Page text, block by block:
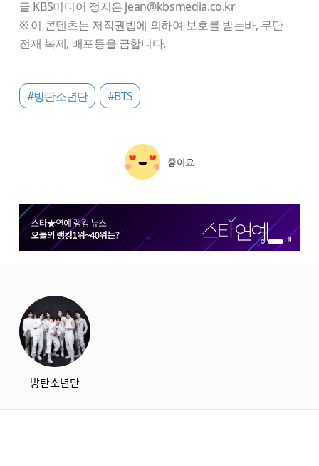
글 KBS미디어 정지은 jean@kbsmedia.co.kr
※ 이 콘텐츠는 저작권법에 의하여 보호를 받는바, 무단
전재 복제, 배포등을 금합니다.
#방탄소년단 #BTS
좋아요
1번 배너 보기
2번 배너 보기
방탄소년단